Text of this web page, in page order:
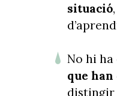
situació
No hi
que
distingir